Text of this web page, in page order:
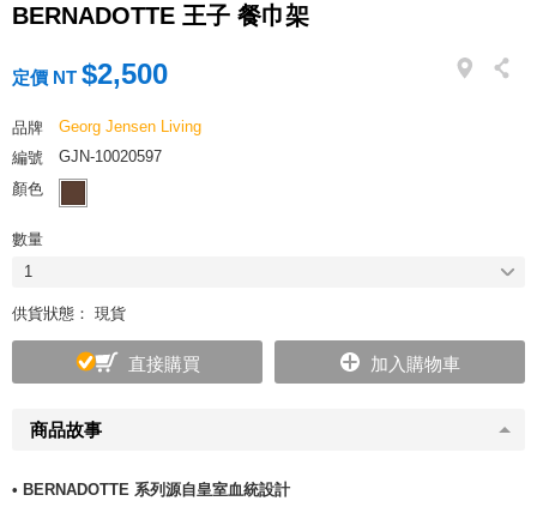
BERNADOTTE 王子 餐巾架
商品故事
• BERNADOTTE 系列源自皇室血統設計
定價 NT $2,500
品牌
Georg Jensen Living
編號
GJN-10020597
顏色
數量
1
供貨狀態： 現貨
直接購買 加入購物車